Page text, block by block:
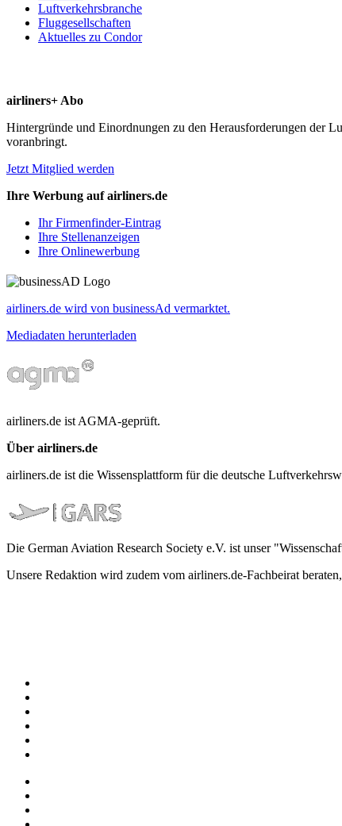
Luftverkehrsbranche
Fluggesellschaften
Aktuelles zu Condor
airliners+ Abo
Hintergründe und Einordnungen zu den Herausforderungen der
voranbringt.
Jetzt Mitglied werden
Ihre Werbung auf airliners.de
Ihr Firmenfinder-Eintrag
Ihre Stellenanzeigen
Ihre Onlinewerbung
airliners.de wird von businessAd vermarktet.
Mediadaten herunterladen
airliners.de ist AGMA-geprüft.
Über airliners.de
airliners.de ist die Wissensplattform für die deutsche
Die German Aviation Research Society e.V. ist unser
Unsere Redaktion wird zudem vom airliners.de-Fachbeirat